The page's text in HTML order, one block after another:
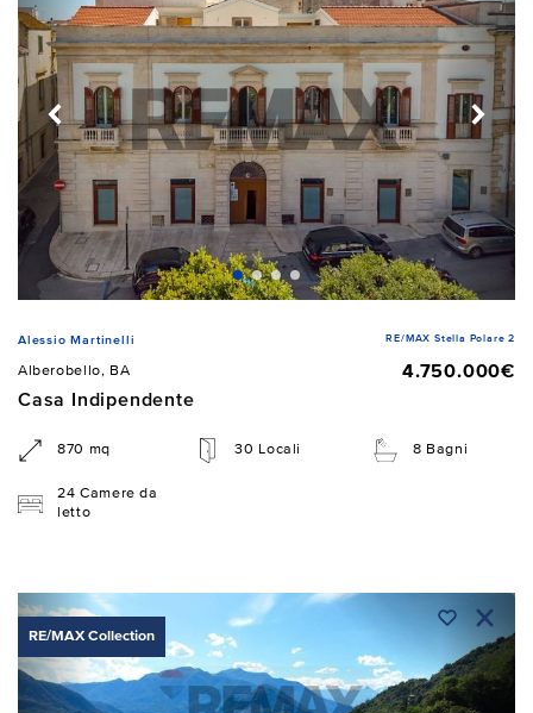
Alessio Martinelli RE/MAX Stella Polare 2
Alberobello, BA
4.750.000€
Casa Indipendente
870 mq 30 Locali 8 Bagni
24 Camere da
letto
RE/MAX Collection